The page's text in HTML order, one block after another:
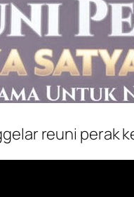
reuni perak